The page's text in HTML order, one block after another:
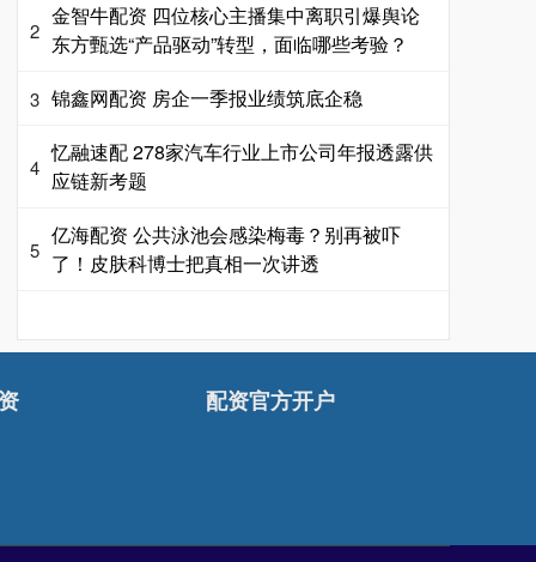
2
金智牛配资 四位核心主播集中离职引爆舆论
东方甄选“产品驱动”转型，面临哪些考验？
3 锦鑫网配资 房企一季报业绩筑底企稳
4
忆融速配 278家汽车行业上市公司年报透露供
应链新考题
5
亿海配资 公共泳池会感染梅毒？别再被吓
了！皮肤科博士把真相一次讲透
配资官方开户